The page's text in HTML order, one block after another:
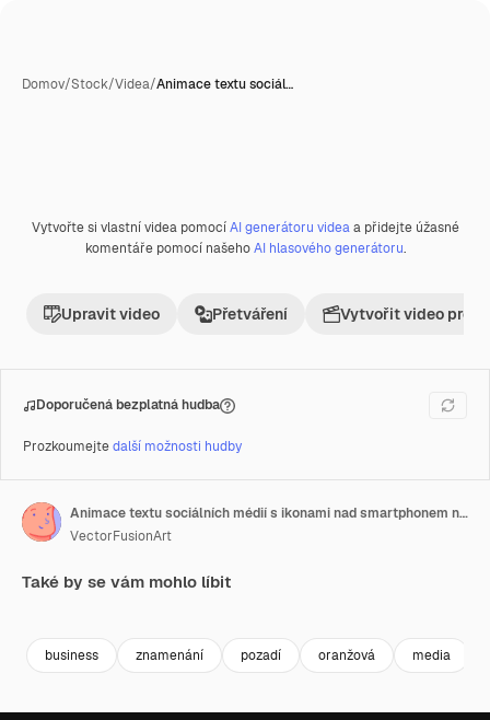
Domov/Stock/Videa/Animace textu sociál…
PremiumAI generované
Vytvořte si vlastní videa pomocíAI generátoru videaa přidejte úžasné
komentáře pomocí našehoAI hlasového generátoru.
Upravit video Přetváření Vytvořit video
Doporučená bezplatná hudba
Prozkoumejtedalší možnosti hudby
Animace textu sociálních médií s ikonami nad smartphonem na oranžovém pozadí
VectorFusionArt
Také by se vám mohlo líbit
business znamenání pozadí oranžová media